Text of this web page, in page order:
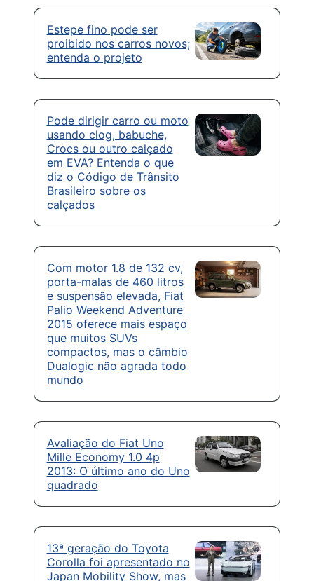
Estepe fino pode ser
proibido nos carros novos;
entenda o projeto
Pode dirigir carro ou moto
usando clog, babuche,
Crocs ou outro calçado
em EVA? Entenda o que
diz o Código de Trânsito
Brasileiro sobre os
calçados
Com motor 1.8 de 132 cv,
porta-malas de 460 litros
e suspensão elevada, Fiat
Palio Weekend Adventure
2015 oferece mais espaço
que muitos SUVs
compactos, mas o câmbio
Dualogic não agrada todo
mundo
Avaliação do Fiat Uno
Mille Economy 1.0 4p
2013: O último ano do Uno
quadrado
13ª geração do Toyota
Corolla foi apresentado no
Japan Mobility Show, mas